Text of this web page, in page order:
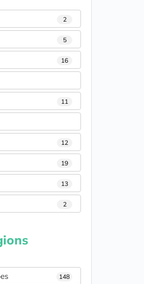
2
5
16
11
12
19
13
2
148